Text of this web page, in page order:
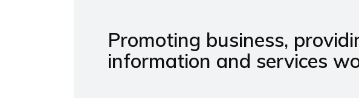
Promoting business,
information and services